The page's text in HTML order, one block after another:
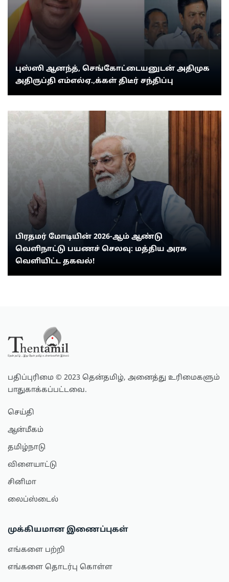
புஸ்ஸி ஆனந்த், செங்கோட்டையனுடன் அதிமுக
அதிருப்தி எம்எல்ஏ.,க்கள் திடீர் சந்திப்பு
பிரதமர் மோடியின் 2026-ஆம் ஆண்டு
வெளிநாட்டு பயணச் செலவு: மத்திய அரசு
வெளியிட்ட தகவல்!
பதிப்புரிமை © 2023 தென்தமிழ், அனைத்து உரிமைகளும்
பாதுகாக்கப்பட்டவை.
செய்தி
ஆன்மீகம்
தமிழ்நாடு
விளையாட்டு
சினிமா
லைப்ஸ்டைல்
முக்கியமான இணைப்புகள்
எங்களை பற்றி
எங்களை தொடர்பு கொள்ள